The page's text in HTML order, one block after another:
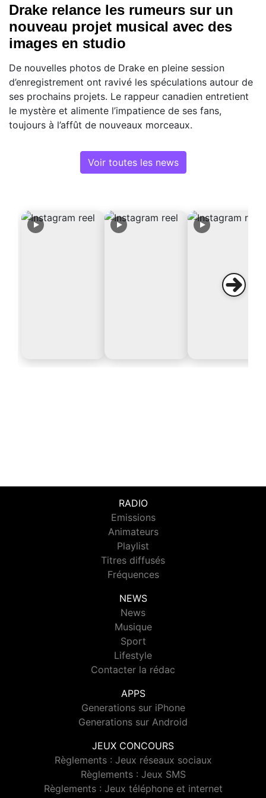
Drake relance les rumeurs sur un
nouveau projet musical avec des
images en studio
De nouvelles photos de Drake en pleine session
d’enregistrement ont ravivé les spéculations autour de
ses prochains projets. Le rappeur canadien entretient
le mystère et alimente l’impatience de ses fans,
toujours à l’affût de nouveaux morceaux.
Voir toutes les news
RADIO
Emissions
Animateurs
Playlist
Titres diffusés
Fréquences
NEWS
News
Musique
Sport
Lifestyle
Contacter la rédac
APPS
Generations sur iPhone
Generations sur Android
JEUX CONCOURS
Règlements : Jeux réseaux sociaux
Règlements : Jeux SMS
Règlements : Jeux téléphone et internet